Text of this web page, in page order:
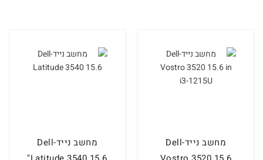
מחשב נייד-Dell
מחשב נייד-Dell